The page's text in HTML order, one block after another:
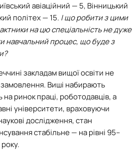
авіаційний — 5, Вінницький
політех — 15. І що робити з цими
на цю спеціальність не дуже
навчальний процес, що буде з
закладам вищої освіти не
Виші набирають
на ринок праці, роботодавців, а
університети, враховуючи
дослідження, стан
стабільне — на рівні 95–